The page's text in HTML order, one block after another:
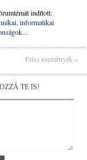
indított:
informatikai
Friss események »
TE IS!